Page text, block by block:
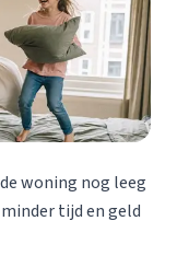
woning nog leeg
tijd en geld